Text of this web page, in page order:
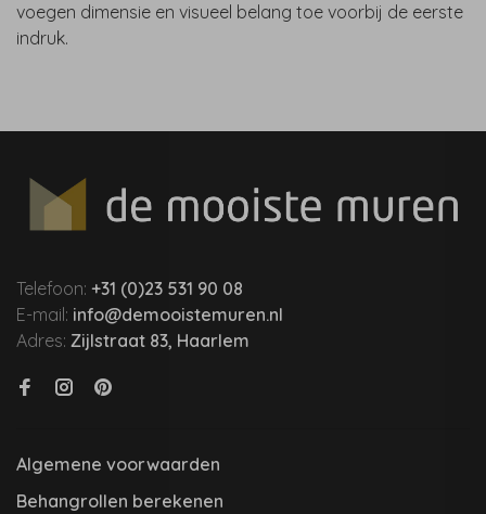
voegen dimensie en visueel belang toe voorbij de eerste
indruk.
Telefoon: +31 (0)23 531 90 08
E-mail: info@demooistemuren.nl
Adres: Zijlstraat 83, Haarlem
Algemene voorwaarden
Behangrollen berekenen